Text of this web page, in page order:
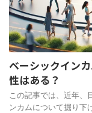
ベーシックイン
性はある？
この記事では、近年、
ンカムについて掘り下